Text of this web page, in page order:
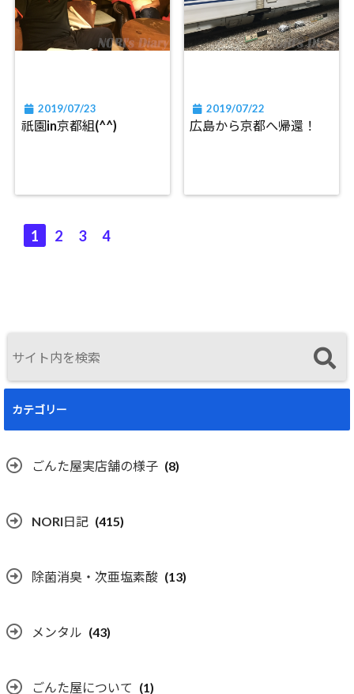
2019/07/23
祇園in京都組(^^)
2019/07/22
広島から京都へ帰還！
1 2 3 4
カテゴリー
ごんた屋実店舗の様子 (8)
NORI日記 (415)
除菌消臭・次亜塩素酸 (13)
メンタル (43)
ごんた屋について (1)